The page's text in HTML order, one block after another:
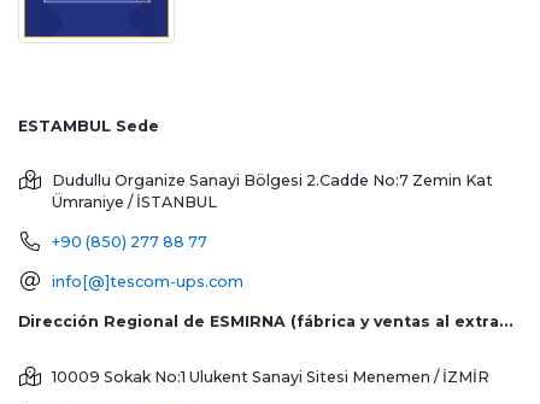
ESTAMBUL Sede
Dudullu Organize Sanayi Bölgesi 2.Cadde No:7 Zemin Kat
Ümraniye / İSTANBUL
+90 (850) 277 88 77
info[@]tescom-ups.com
Dirección Regional de ESMIRNA (fábrica y ventas al extranjero)
10009 Sokak No:1 Ulukent Sanayi Sitesi Menemen / İZMİR